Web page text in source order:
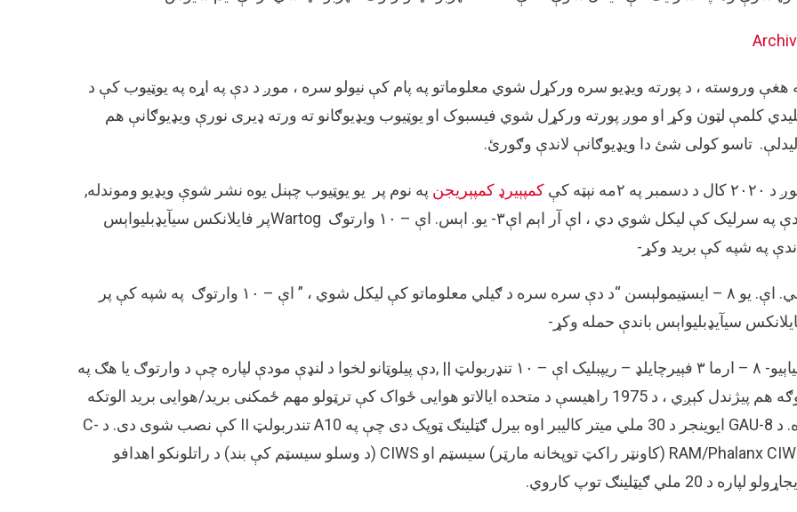
هغې وروسته ، د پورته ویډیو سره ورکړل شوي معلوماتو په پام کې نیولو سره ، موږ د دې په اړه په یوټیوب کې د
کلمې لټون وکړ او موږ پورته ورکړل شوي فیسبوک او یوټیوب ویډیوګانو ته ورته ډیری نورې ویډیوګانې هم
تاسو کولی شئ دا ویډیوګانې لاندې وګورئ.
د دسمبر په ۲مه نېټه کې کمپېيرډ کمپېريجن په نوم پر يو يوټيوب چېنل یوه نشر شوې ویډیو وموندله,
ددې په سرليک کې ليکل شوي دي ، اې آر اېم اې۳- يو. اېس. اې – ۱۰ وارتوګ Wartogپر فایلانکس سيآیډبليواېس
په شپه کې برید وکړ-
جي. اې. يو ۸ – ايسټيمولېسن “د دې سره سره د ګیلي معلوماتو کې لیکل شوي ، ” اې – ۱۰ وارتوګ په شپه کې پر
سيآیډبليواېس باندې حمله وکړ-
جياېيو- ۸ – ارما ۳ فېيرچايلډ – ريپبليک اې – ۱۰ تنډربولټ || ,دې پیلوټانو لخوا د لنډې مودې لپاره چې د وارتوګ یا هګ په
توګه هم پیژندل کېږي ، د 1975 راهیسې د متحده ایالاتو هوایی ځواک کې ترټولو مهم ځمکنی برید/هوایی برید الوتکه
ده. د GAU-8 ایوینجر د 30 ملي میتر کالیبر اوه بیرل ګټلینګ ټوپک دی چې په A10 تندربولټ II کې نصب شوی دی. د C-
RAM/Phalanx CIWS (کاونټر راکټ توپخانه مارټر) سیسټم او CIWS (د وسلو سیسټم کې بند) د راتلونکو اهدافو
لپاره د 20 ملي ګیټلینګ توپ کاروي.